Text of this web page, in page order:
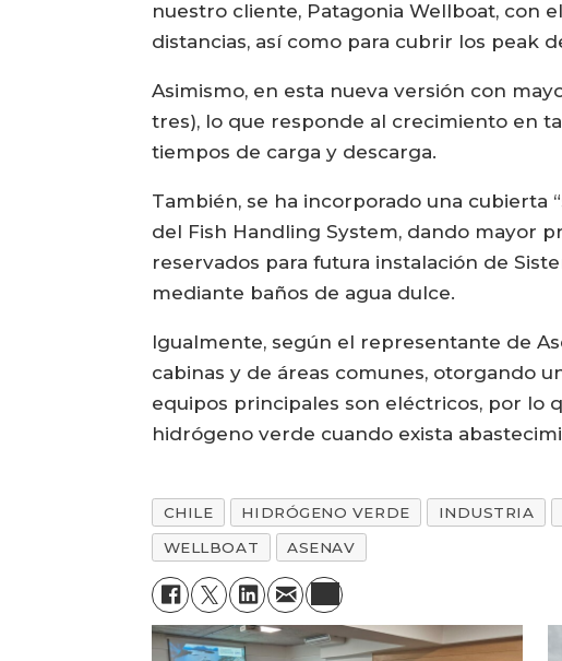
nuestro cliente, Patagonia Wellboat, con
distancias, así como para cubrir los peak
Asimismo, en esta nueva versión con
tres), lo que responde al crecimiento en
tiempos de carga y descarga.
También, se ha incorporado una cubierta
del Fish Handling System, dando mayor
reservados para futura instalación de
mediante baños de agua dulce.
Igualmente, según el representante de
cabinas y de áreas comunes, otorgando
equipos principales son eléctricos, por lo
hidrógeno verde cuando exista
CHILE HIDRÓGENO VERDE INDUSTRIA
WELLBOAT
ASENAV